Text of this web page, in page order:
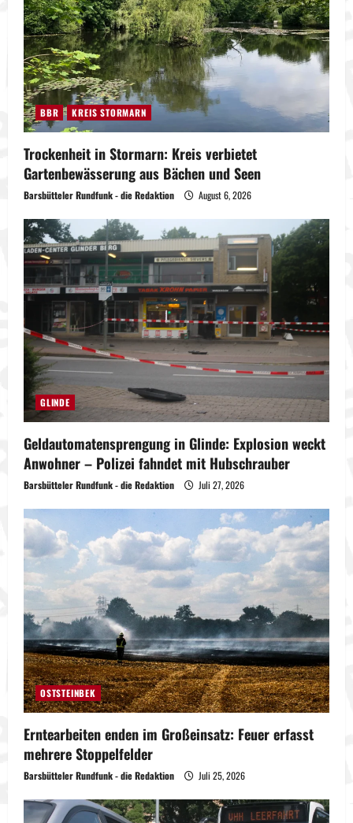
BBR KREIS STORMARN
Trockenheit in Stormarn: Kreis verbietet
Gartenbewässerung aus Bächen und Seen
Barsbütteler Rundfunk - die Redaktion August 6, 2026
GLINDE
Geldautomatensprengung in Glinde: Explosion weckt
Anwohner – Polizei fahndet mit Hubschrauber
Barsbütteler Rundfunk - die Redaktion Juli 27, 2026
OSTSTEINBEK
Erntearbeiten enden im Großeinsatz: Feuer erfasst
mehrere Stoppelfelder
Barsbütteler Rundfunk - die Redaktion Juli 25, 2026